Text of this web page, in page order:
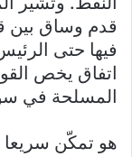
قدم وساق بين
فيها حتى
اتفاق يخص
المسلحة في
هو تمكّن سريعا